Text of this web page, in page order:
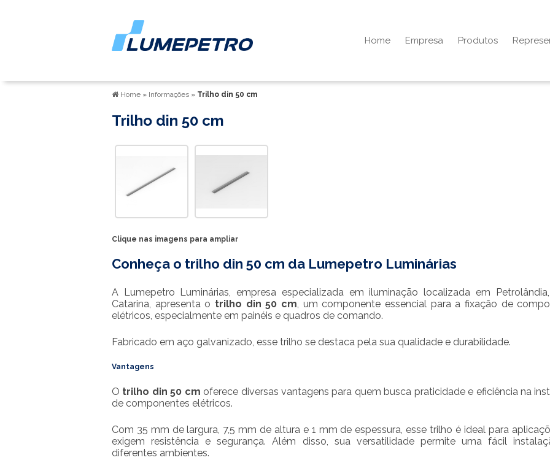
Home Empresa Produtos
Home » Informações » Trilho din 50 cm
Trilho din 50 cm
Clique nas imagens para ampliar
Conheça o trilho din 50 cm da Lumepetro Luminárias
A Lumepetro Luminárias, empresa especializada em iluminação localizada em
Catarina, apresenta o trilho din 50 cm, um componente essencial para a fixação de
elétricos, especialmente em painéis e quadros de comando.
Fabricado em aço galvanizado, esse trilho se destaca pela sua qualidade e durabilidade.
Vantagens
O trilho din 50 cm oferece diversas vantagens para quem busca praticidade e eficiência na
de componentes elétricos.
Com 35 mm de largura, 7,5 mm de altura e 1 mm de espessura, esse trilho é ideal para
exigem resistência e segurança. Além disso, sua versatilidade permite uma fácil
diferentes ambientes.